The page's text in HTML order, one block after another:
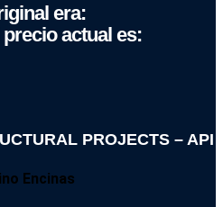
era:
actual es:
PROJECTS – API
Encinas